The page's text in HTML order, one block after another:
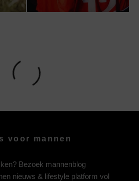
voor mannen
Bezoek mannenblog
nieuws & lifestyle platform vol